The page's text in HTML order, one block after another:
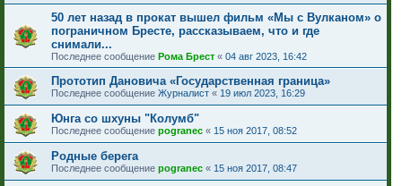
50 лет назад в прокат вышел фильм «Мы с Вулканом» о
пограничном Бресте, рассказываем, что и где
снимали...
Последнее сообщение Рома Брест « 04 авг 2023, 16:42
Прототип Дановича «Государственная граница»
Последнее сообщение Журналист « 19 июл 2023, 16:29
Юнга со шхуны "Колумб"
Последнее сообщение pogranec « 15 ноя 2017, 08:52
Родные берега
Последнее сообщение pogranec « 15 ноя 2017, 08:47